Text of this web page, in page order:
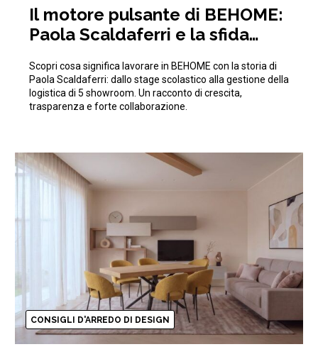
Il motore pulsante di BEHOME:
Paola Scaldaferri e la sfida
Scopri cosa significa lavorare in BEHOME con la storia di
Paola Scaldaferri: dallo stage scolastico alla gestione della
logistica di 5 showroom. Un racconto di crescita,
trasparenza e forte collaborazione.
CONSIGLI D'ARREDO DI DESIGN